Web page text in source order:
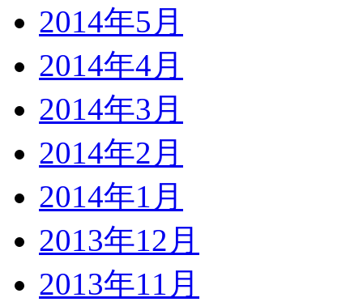
2014年5月
2014年4月
2014年3月
2014年2月
2014年1月
2013年12月
2013年11月